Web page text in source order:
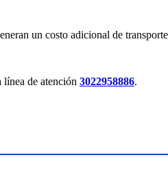
un costo adicional de
línea de atención 3022958886.